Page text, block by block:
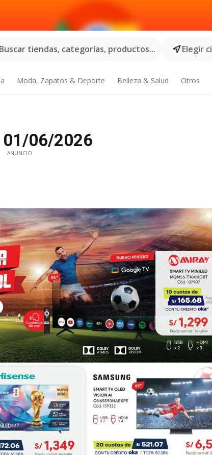
Buscar tiendas, categorías, productos...
Elegir
Moda, Zapatos & Deporte Belleza & Salud Otros
01/06/2026
ANUNCIO